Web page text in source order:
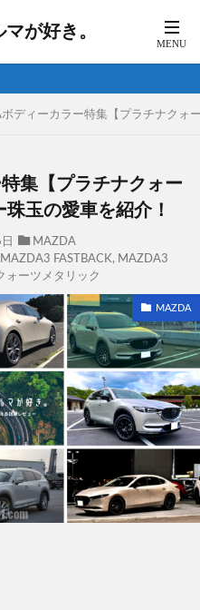
が好き。
ディーカラー特集【プラチナクォ
集【プラチナクォー
玉の愛車を紹介！
MAZDA
MAZDA3 FASTBACK, MAZDA3
ォーツメタリック
MAZDA